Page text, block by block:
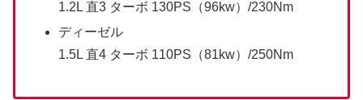
1.2L 直3 ターボ 130PS（96kw）/230Nm
ディーゼル
1.5L 直4 ターボ 110PS（81kw）/250Nm